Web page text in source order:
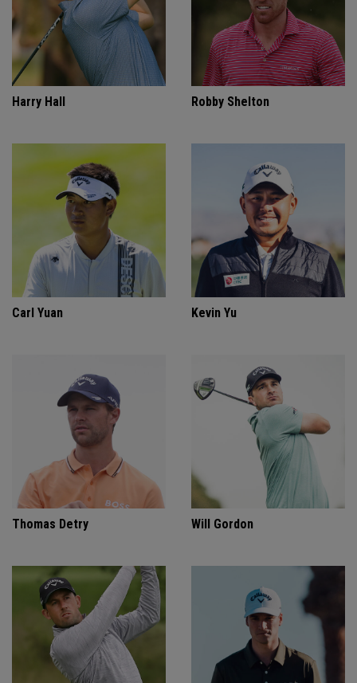
Harry Hall Robby Shelton
Carl Yuan Kevin Yu
Thomas Detry Will Gordon